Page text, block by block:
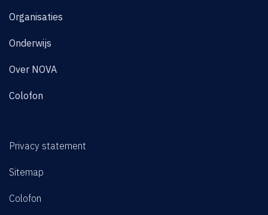
Organisaties
Onderwijs
Over NOVA
Colofon
Privacy statement
Sitemap
Colofon